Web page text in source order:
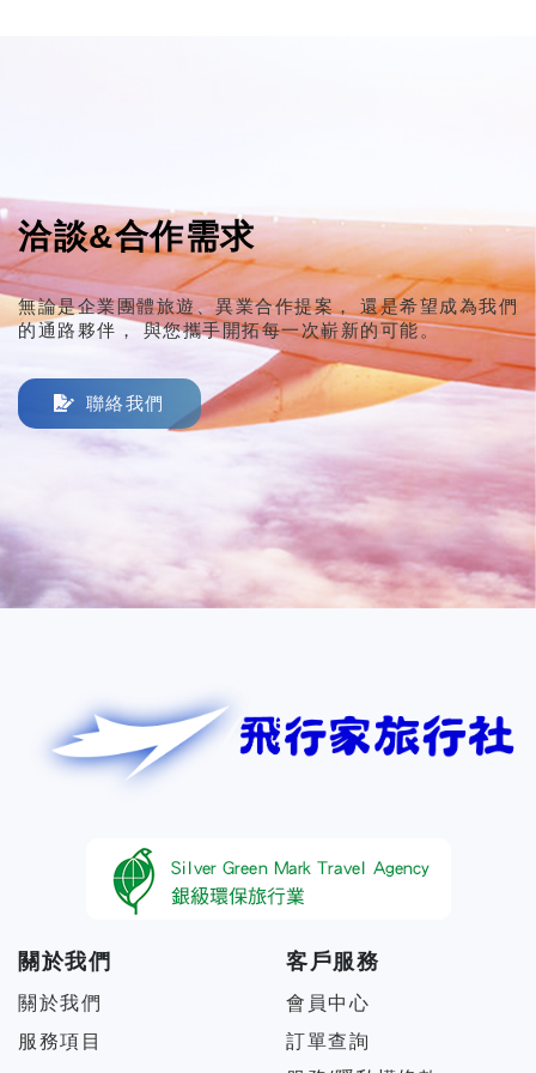
洽談&合作需求
無論是企業團體旅遊、異業合作提案，
還是希望成為我們
的通路夥伴， 與您攜手開拓每一次嶄新的可能。
聯絡我們
關於我們
關於我們
服務項目
客戶服務
會員中心
訂單查詢